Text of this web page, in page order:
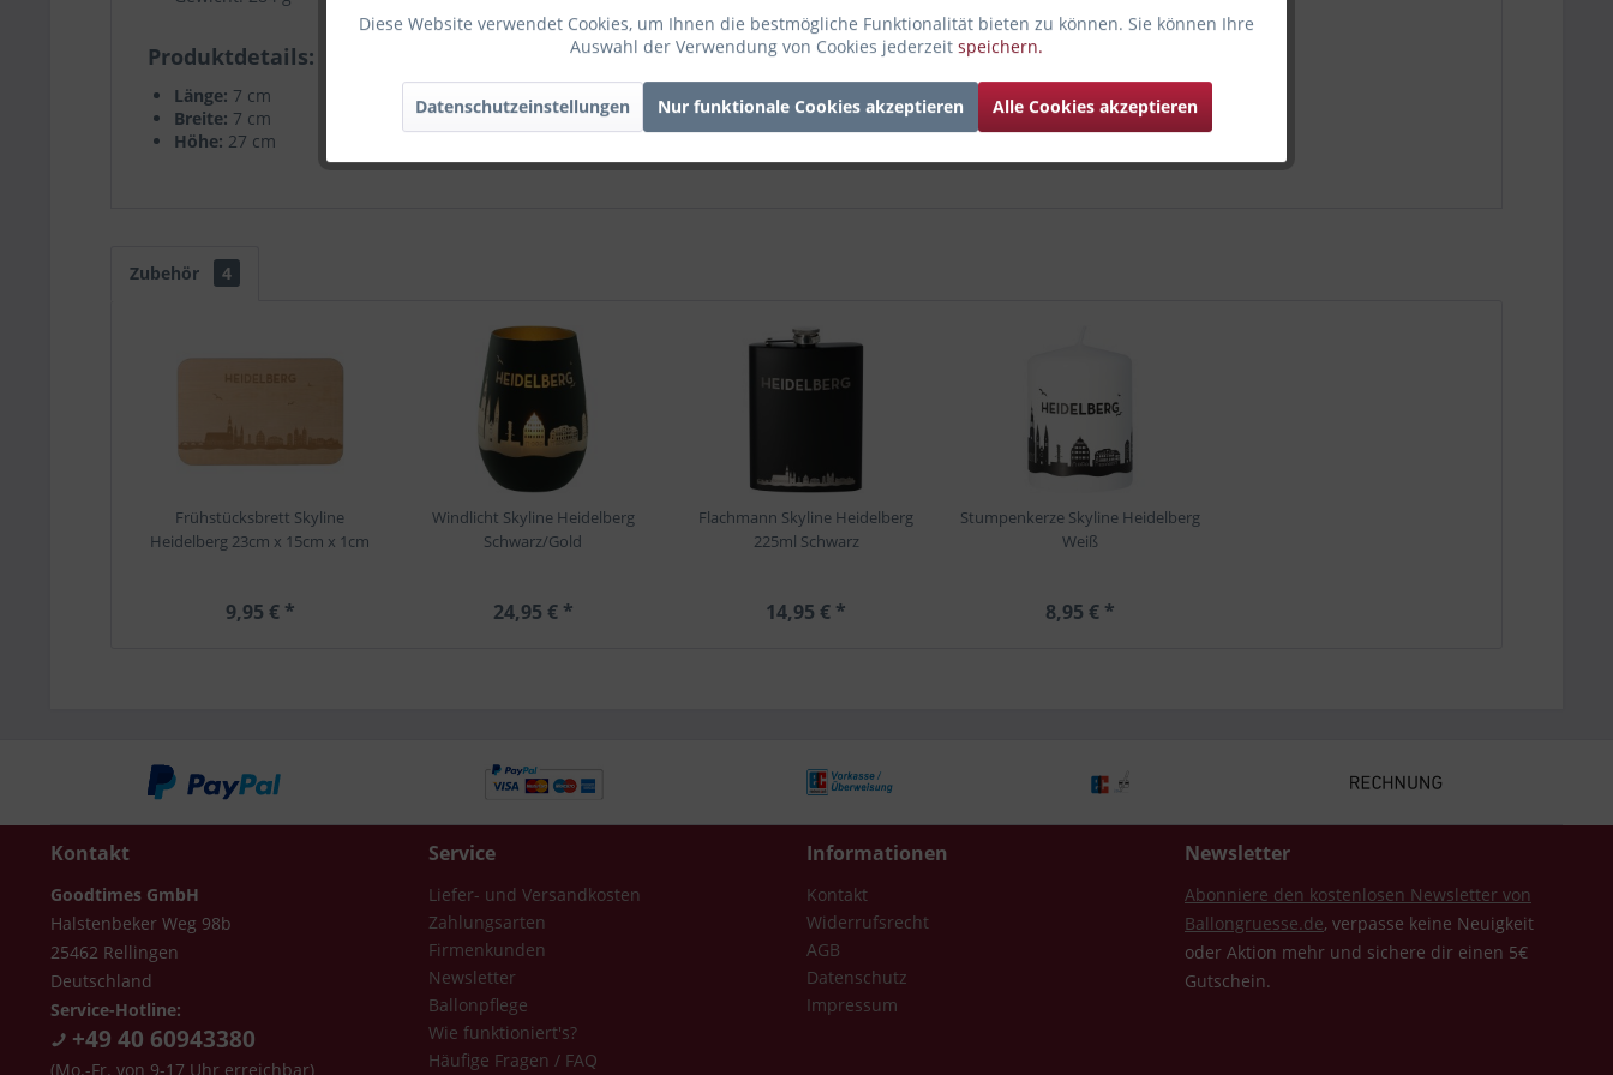
Produktdetails
Länge: 7 cm
Breite: 7 cm
Höhe: 27 cm
Zubehör 4
Frühstücksbrett Skyline
Heidelberg 23cm x 15cm x 1cm
9,95 € *
Windlicht Skyline Heidelberg
Schwarz/Gold
24,95 € *
Flachmann Skyline Heidelberg
225ml Schwarz
14,95 € *
Stumpenkerze Skyline Heidelberg
Weiß
8,95 € *
Kontakt
Goodtimes GmbH
Halstenbeker Weg 98b
25462 Rellingen
Deutschland
Service-Hotline:
+49 40 60943380
(Mo.-Fr. von 9-17 Uhr erreichbar)
Service
Liefer- und Versandkosten
Zahlungsarten
Firmenkunden
Newsletter
Ballonpflege
Wie funktioniert's?
Häufige Fragen / FAQ
Informationen
Kontakt
Widerrufsrecht
AGB
Datenschutz
Impressum
Newsletter
Abonniere den kostenlosen Newsletter von
Ballongruesse.de, verpasse keine Neuigkeit
oder Aktion mehr und sichere dir einen 5€
Gutschein.
Diese Website verwendet Cookies, um Ihnen die bestmögliche Funktionalität bieten zu können. Sie können Ihre
Auswahl der Verwendung von Cookies jederzeit speichern.
Datenschutzeinstellungen Nur funktionale Cookies akzeptieren Alle Cookies akzeptieren